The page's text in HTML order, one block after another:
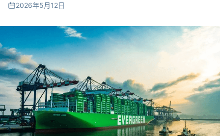
2026年5月12日